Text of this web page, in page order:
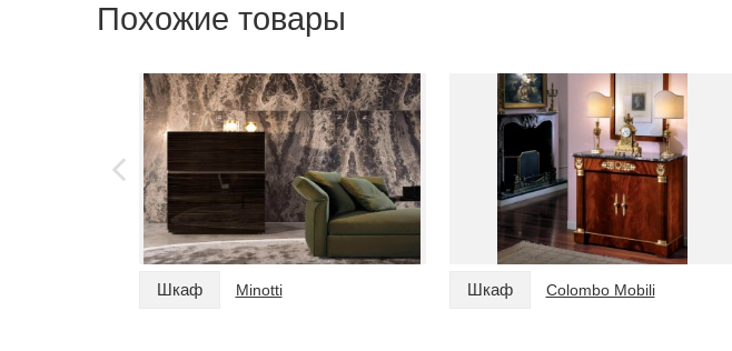
Похожие товары
Шкаф Minotti Шкаф Colombo Mobili